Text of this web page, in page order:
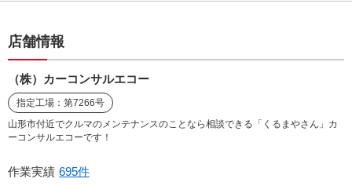
店舗情報
（株）カーコンサルエコー
指定工場：第7266号
山形市付近でクルマのメンテナンスのことなら相談できる「くるまやさん」カ
ーコンサルエコーです！
作業実績 695件